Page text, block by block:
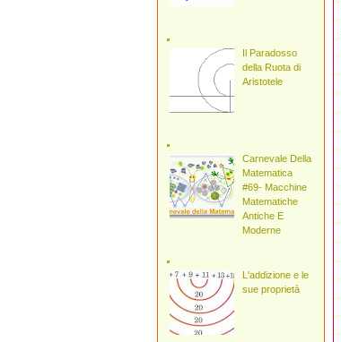
Il Paradosso
della Ruota di
Aristotele
Carnevale Della
Matematica
#69- Macchine
Matematiche
Antiche E
Moderne
L'addizione e le
sue proprietà